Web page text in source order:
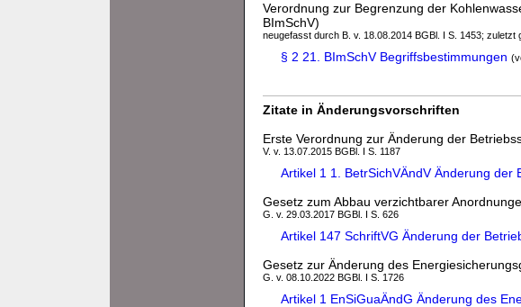
Verordnung zur Begrenzung der
BImSchV)
neugefasst durch B. v. 18.08.2014 BGBl. I S. 1453;
§ 2 21. BImSchV Begriffsbestimmungen
Zitate in Änderungsvorschriften
Erste Verordnung zur Änderung der
V. v. 13.07.2015 BGBl. I S. 1187
Artikel 1 1. BetrSichVÄndV Änderung der
Gesetz zum Abbau verzichtbarer
G. v. 29.03.2017 BGBl. I S. 626
Artikel 147 SchriftVG Änderung der
Gesetz zur Änderung des
G. v. 08.10.2022 BGBl. I S. 1726
Artikel 1 EnSiGuaÄndG Änderung des